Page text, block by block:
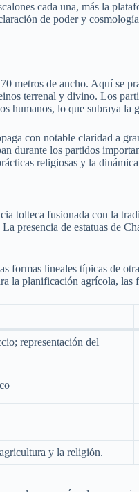
cada una, más la
de poder y
metros de ancho. Aquí se
terrenal y divino. Los
humanos, lo que subraya la
con notable claridad a
durante los partidos
religiosas y la
tolteca fusionada con la
presencia de estatuas de
lineales típicas de
la planificación agrícola,
representación del
y la religión.